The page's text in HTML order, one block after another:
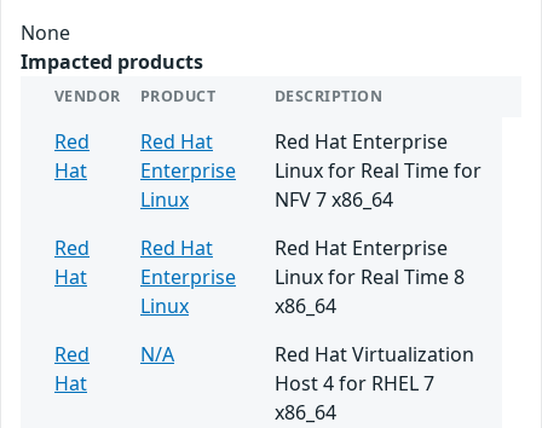
None
Impacted products
VENDOR PRODUCT DESCRIPTION
Red
Hat
Red Hat
Enterprise
Linux
Red Hat Enterprise
Linux for Real Time for
NFV 7 x86_64
Red
Hat
Red Hat
Enterprise
Linux
Red Hat Enterprise
Linux for Real Time 8
x86_64
Red
Hat
N/A
Red Hat Virtualization
Host 4 for RHEL 7
x86_64